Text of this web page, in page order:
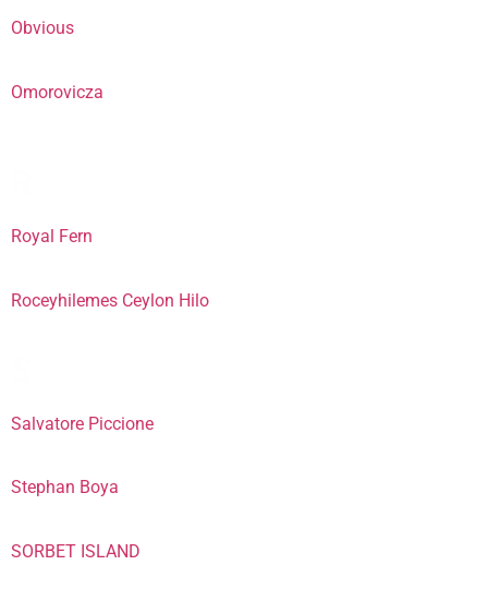
Obvious
Omorovicza
Royal Fern
Roceyhilemes Ceylon Hilo
Salvatore Piccione
Stephan Boya
SORBET ISLAND